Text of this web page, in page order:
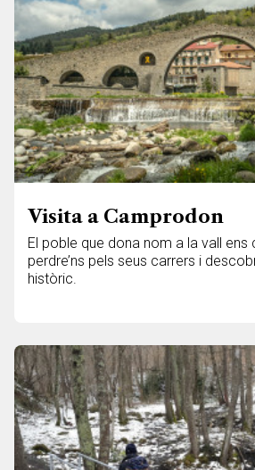
Visita a Camprodon
El poble que dona nom a la vall ens
perdre’ns pels seus carrers i
històric.